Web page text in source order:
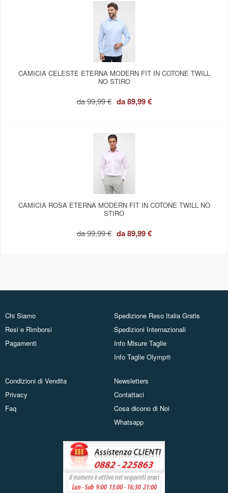
CAMICIA CELESTE ETERNA MODERN FIT IN COTONE TWILL
NO STIRO
da99,99 € da89,99 €
CAMICIA ROSA ETERNA MODERN FIT IN COTONE TWILL NO
STIRO
da99,99 € da89,99 €
Chi Siamo
Resi e Rimborsi
Pagamenti
Spedizione Reso Italia Gratis
Spedizioni Internazionali
Info Misure Taglie
Info Taglie Olymp®
Condizioni di Vendita
Privacy
Faq
Newsletters
Contattaci
Cosa dicono di Noi
Whatsapp